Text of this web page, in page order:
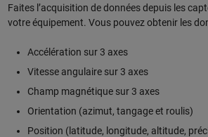
Faites l’acquisition de données depuis les
votre équipement. Vous pouvez obtenir les
Accélération sur 3 axes
Vitesse angulaire sur 3 axes
Champ magnétique sur 3 axes
Orientation (azimut, tangage et roulis)
Position (latitude, longitude, altitude,